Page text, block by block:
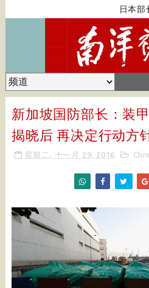
日本部
新加坡国防部长：装
揭晓后 再决定行动方
星期二, 十一月 29, 2016